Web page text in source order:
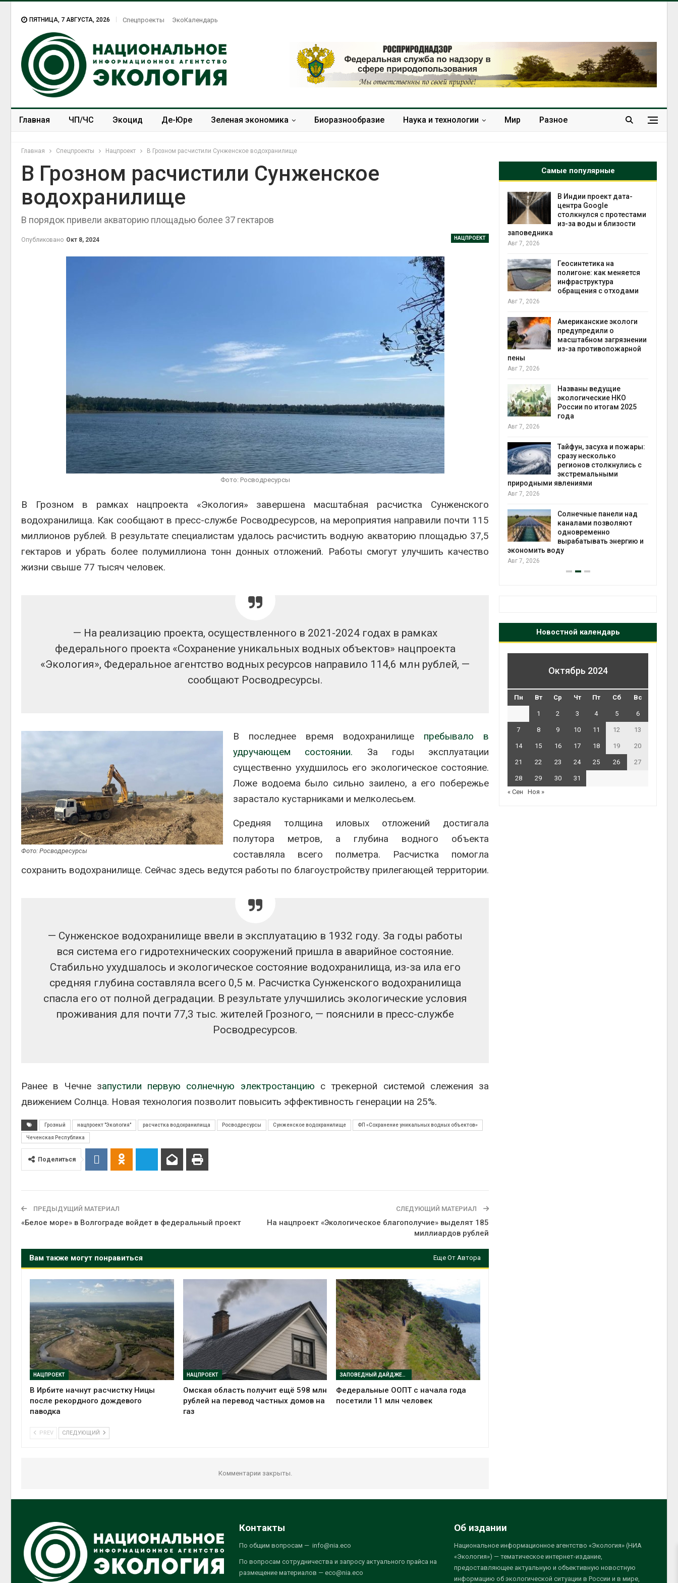
ПЯТНИЦА, 7 АВГУСТА, 2026 Спецпроекты ЭкоКалендарь
Главная ЧП/ЧС Экоцид Де-Юре Зеленая экономика Биоразнообразие Наука и технологии Мир Разное
Главная Спецпроекты Нацпроект В Грозном расчистили Сунженское водохранилище
В Грозном расчистили Сунженское
водохранилище
В порядок привели акваторию площадью более 37 гектаров
НАЦПРОЕКТ
Опубликовано Окт 8, 2024
Фото: Росводресурсы
В Грозном в рамках нацпроекта «Экология» завершена масштабная расчистка Сунженского
водохранилища. Как сообщают в пресс-службе Росводресурсов, на мероприятия направили почти 115
миллионов рублей. В результате специалистам удалось расчистить водную акваторию площадью 37,5
гектаров и убрать более полумиллиона тонн донных отложений. Работы смогут улучшить качество
жизни свыше 77 тысяч человек.
— На реализацию проекта, осуществленного в 2021-2024 годах в рамках
федерального проекта «Сохранение уникальных водных объектов» нацпроекта
«Экология», Федеральное агентство водных ресурсов направило 114,6 млн рублей, —
сообщают Росводресурсы.
Фото: Росводресурсы
В последнее время водохранилище пребывало в
удручающем состоянии. За годы эксплуатации
существенно ухудшилось его экологическое состояние.
Ложе водоема было сильно заилено, а его побережье
зарастало кустарниками и мелколесьем.
Средняя толщина иловых отложений достигала
полутора метров, а глубина водного объекта
составляла всего полметра. Расчистка помогла
сохранить водохранилище. Сейчас здесь ведутся работы по благоустройству прилегающей территории.
— Сунженское водохранилище ввели в эксплуатацию в 1932 году. За годы работы
вся система его гидротехнических сооружений пришла в аварийное состояние.
Стабильно ухудшалось и экологическое состояние водохранилища, из-за ила его
средняя глубина составляла всего 0,5 м. Расчистка Сунженского водохранилища
спасла его от полной деградации. В результате улучшились экологические условия
проживания для почти 77,3 тыс. жителей Грозного, — пояснили в пресс-службе
Росводресурсов.
Ранее в Чечне запустили первую солнечную электростанцию с трекерной системой слежения за
движением Солнца. Новая технология позволит повысить эффективность генерации на 25%.
Грозный нацпроект "Экология" расчистка водохранилища Росводресурсы Сунженское водохранилище ФП «Сохранение уникальных водных объектов»
Чеченская Республика
Поделиться
ПРЕДЫДУЩИЙ МАТЕРИАЛ
«Белое море» в Волгограде войдет в федеральный проект
СЛЕДУЮЩИЙ МАТЕРИАЛ
На нацпроект «Экологическое благополучие» выделят 185
миллиардов рублей
Вам также могут понравиться Еще От Автора
НАЦПРОЕКТ
В Ирбите начнут расчистку Ницы
после рекордного дождевого
паводка
НАЦПРОЕКТ
Омская область получит ещё 598 млн
рублей на перевод частных домов на
газ
ЗАПОВЕДНЫЙ ДАЙДЖЕСТ
Федеральные ООПТ с начала года
посетили 11 млн человек
PREV СЛЕДУЮЩИЙ
Комментарии закрыты.
Самые популярные
Авг 7, 2026
Авг 6, 2026
В китайской провинции
Авг 6, 2026
МЕГА и ВкусВилл
установили
экообменники для сбора
вторсырья
Авг 6, 2026
из воздуха с помощью
Авг 6, 2026
водохранилища Волги и
Камы в августе может
превысить норму почти в
Евросоюз потребовал
увеличить вложения в
защиту природы на фоне
роста ущерба от пожаров
Авг 7, 2026
Дом из старых шин
без отопления
Авг 7, 2026
Камчатские северные
олени набирают вес
перед осенней миграцией
Авг 7, 2026
Нижнего Новгорода
В Индии проект дата-
центра Google
столкнулся с протестами
из-за воды и близости
заповедника
Авг 7, 2026
Геосинтетика на
полигоне: как меняется
инфраструктура
обращения с отходами
Авг 7, 2026
Американские экологи
предупредили о
масштабном загрязнении
из-за противопожарной
пены
Авг 7, 2026
Названы ведущие
экологические НКО
России по итогам 2025
года
Авг 7, 2026
Тайфун, засуха и пожары:
сразу несколько
регионов столкнулись с
экстремальными
природными явлениями
Авг 7, 2026
Солнечные панели над
каналами позволяют
одновременно
вырабатывать энергию и
экономить воду
Авг 7, 2026
Новостной календарь
Октябрь 2024
Пн Вт Ср Чт Пт Сб Вс
1 2 3 4 5 6
7 8 9 10 11 12 13
14 15 16 17 18 19 20
21 22 23 24 25 26 27
28 29 30
31
« Сен
Ноя »
Контакты
По общим вопросам — info@nia.eco
По вопросам сотрудничества и запросу актуального прайса на
размещение материалов — eco@nia.eco
Об издании
Национальное информационное агентство «Экология» (НИА
«Экология») — тематическое интернет-издание,
предоставляющее актуальную и объективную новостную
информацию об экологической ситуации в России и в мире,